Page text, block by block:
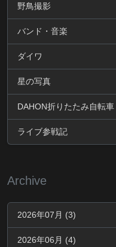
野鳥撮影
バンド・音楽
ダイワ
星の写真
DAHON折りたたみ自転車
ライブ参戦記
Archive
2026年07月 (3)
2026年06月 (4)